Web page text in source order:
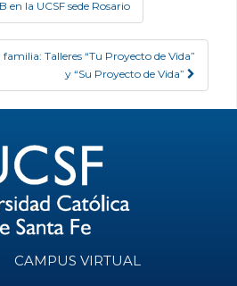
en la UCSF sede Rosario
Talleres “Tu Proyecto de Vida”
y “Su Proyecto de Vida”
CAMPUS VIRTUAL